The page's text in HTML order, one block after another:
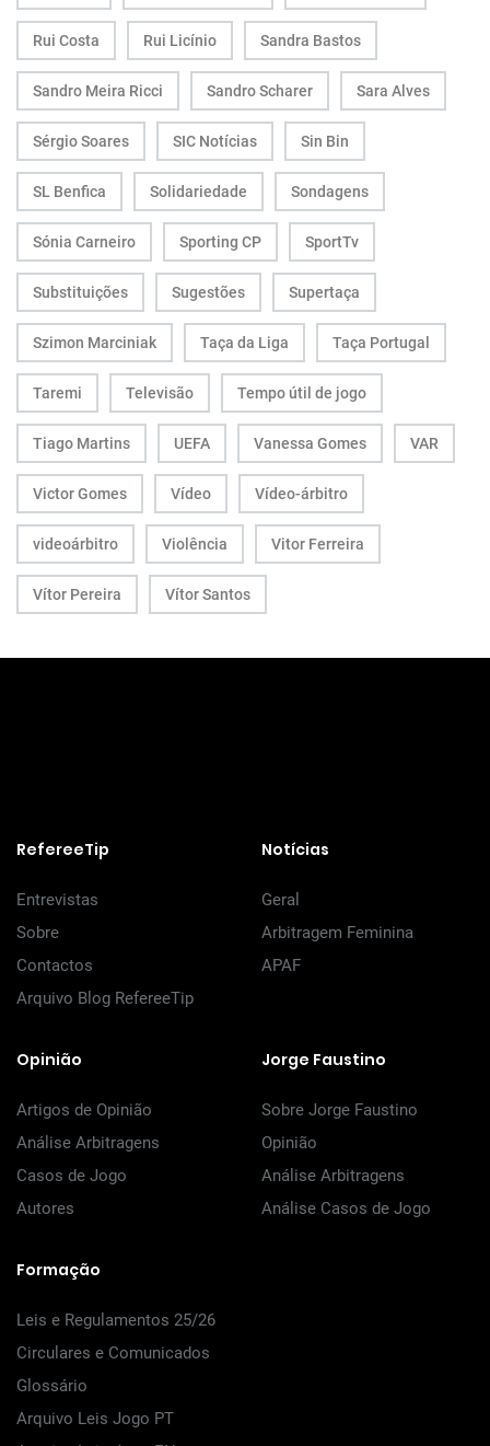
Rui Costa Rui Licínio Sandra Bastos
Sandro Meira Ricci Sandro Scharer Sara Alves
Sérgio Soares SIC Notícias Sin Bin
SL Benfica Solidariedade Sondagens
Sónia Carneiro Sporting CP SportTv
Substituições Sugestões Supertaça
Szimon Marciniak Taça da Liga Taça Portugal
Taremi Televisão Tempo útil de jogo
Tiago Martins UEFA Vanessa Gomes VAR
Victor Gomes Vídeo Vídeo-árbitro
videoárbitro Violência Vitor Ferreira
Vítor Pereira Vítor Santos
RefereeTip
Entrevistas
Sobre
Contactos
Arquivo Blog RefereeTip
Notícias
Geral
Arbitragem Feminina
APAF
Opinião
Artigos de Opinião
Análise Arbitragens
Casos de Jogo
Autores
Jorge Faustino
Sobre Jorge Faustino
Opinião
Análise Arbitragens
Análise Casos de Jogo
Formação
Leis e Regulamentos 25/26
Circulares e Comunicados
Glossário
Arquivo Leis Jogo PT